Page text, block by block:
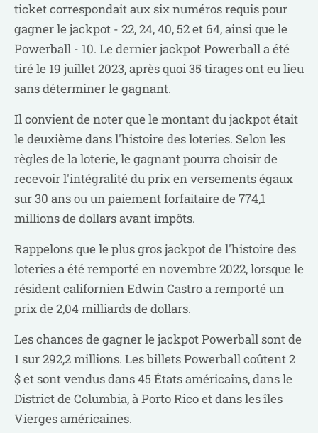
ticket correspondait aux six numéros requis pour
gagner le jackpot - 22, 24, 40, 52 et 64, ainsi que le
Powerball - 10. Le dernier jackpot Powerball a été
tiré le 19 juillet 2023, après quoi 35 tirages ont eu lieu
sans déterminer le gagnant.
Il convient de noter que le montant du jackpot était
le deuxième dans l'histoire des loteries. Selon les
règles de la loterie, le gagnant pourra choisir de
recevoir l'intégralité du prix en versements égaux
sur 30 ans ou un paiement forfaitaire de 774,1
millions de dollars avant impôts.
Rappelons que le plus gros jackpot de l'histoire des
loteries a été remporté en novembre 2022, lorsque le
résident californien Edwin Castro a remporté un
prix de 2,04 milliards de dollars.
Les chances de gagner le jackpot Powerball sont de
1 sur 292,2 millions. Les billets Powerball coûtent 2
$ et sont vendus dans 45 États américains, dans le
District de Columbia, à Porto Rico et dans les îles
Vierges américaines.